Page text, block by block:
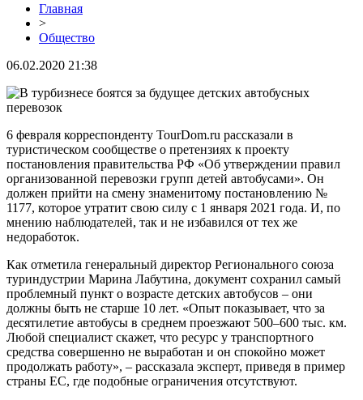
Главная
>
Общество
06.02.2020 21:38
6 февраля корреспонденту TourDom.ru рассказали в
туристическом сообществе о претензиях к проекту
постановления правительства РФ «Об утверждении правил
организованной перевозки групп детей автобусами». Он
должен прийти на смену знаменитому постановлению №
1177, которое утратит свою силу с 1 января 2021 года. И, по
мнению наблюдателей, так и не избавился от тех же
недоработок.
Как отметила генеральный директор Регионального союза
туриндустрии Марина Лабутина, документ сохранил самый
проблемный пункт о возрасте детских автобусов – они
должны быть не старше 10 лет. «Опыт показывает, что за
десятилетие автобусы в среднем проезжают 500–600 тыс. км.
Любой специалист скажет, что ресурс у транспортного
средства совершенно не выработан и он спокойно может
продолжать работу», – рассказала эксперт, приведя в пример
страны ЕС, где подобные ограничения отсутствуют.